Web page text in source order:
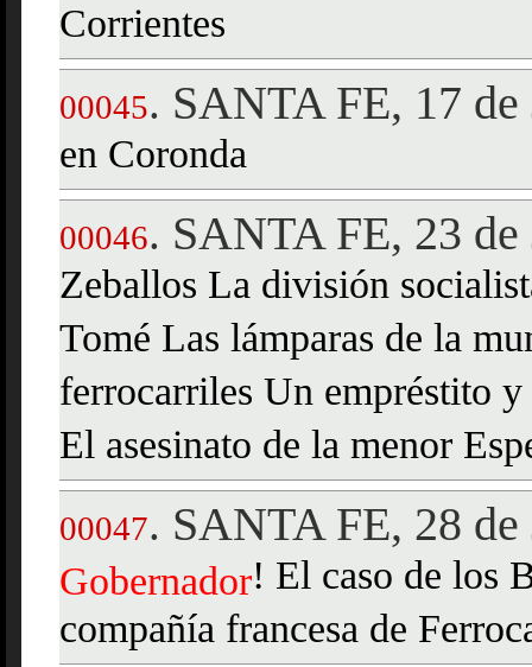
Corrientes
00045. SANTA FE, 17
en Coronda
00046. SANTA FE, 23
Zeballos La división
Tomé Las lámparas de la
ferrocarriles Un empréstito
El asesinato de la menor
00047. SANTA FE, 28
Gobernador! El caso de los
compañía francesa de